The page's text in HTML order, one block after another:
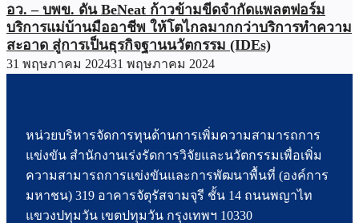
อว. – บพข. ดัน BeNeat ก้าวข้ามขีดจำกัดแพลตฟอร์ม
บริการแม่บ้านมืออาชีพ ให้โตไกลมากกว่าบริการทำความ
สะอาด สู่การเป็นธุรกิจฐานนวัตกรรม (IDEs)
31 พฤษภาคม 202431 พฤษภาคม 2024
หน่วยบริหารจัดการทุนด้านการเพิ่มความสามารถการ
แข่งขัน สำนักงานเร่งรัดการวิจัยและนวัตกรรมเพื่อเพิ่ม
ความสามารถการแข่งขันและการพัฒนาพื้นที่ (องค์การ
มหาชน) 319 อาคารจัตุรัสจามจุรี ชั้น 14 ถนนพญาไท
แขวงปทุมวัน เขตปทุมวัน กรุงเทพฯ 10330